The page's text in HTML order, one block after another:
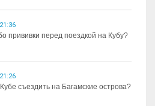
21:36
прививки перед поездкой на Кубу?
21:26
съездить на Багамские острова?